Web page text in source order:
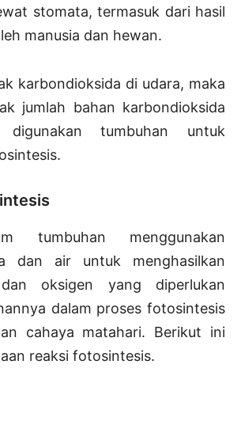
stomata, termasuk dari hasil
manusia dan hewan.
karbondioksida di udara, maka
jumlah bahan karbondioksida
tumbuhan untuk
tumbuhan menggunakan
dan air untuk menghasilkan
dan oksigen yang diperlukan
dalam proses fotosintesis
cahaya matahari. Berikut ini
reaksi fotosintesis.